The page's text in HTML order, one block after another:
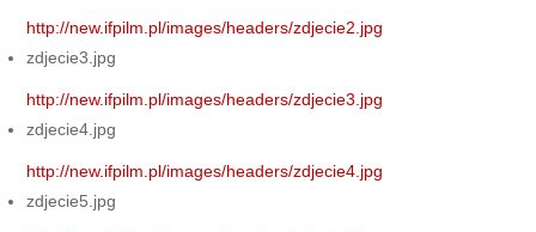
http://new.ifpilm.pl/images/headers/zdjecie2.jpg
zdjecie3.jpg
http://new.ifpilm.pl/images/headers/zdjecie3.jpg
zdjecie4.jpg
http://new.ifpilm.pl/images/headers/zdjecie4.jpg
zdjecie5.jpg